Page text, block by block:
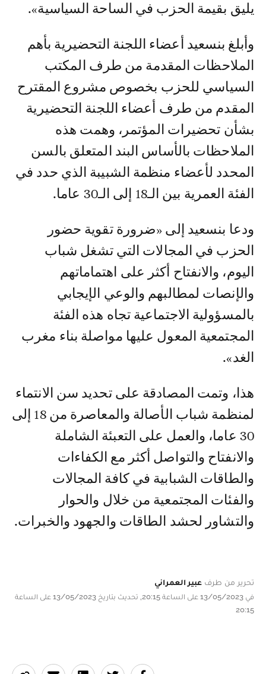
يليق بقيمة الحزب في الساحة السياسية».
وأبلغ بنسعيد أعضاء اللجنة التحضيرية بأهم
الملاحظات المقدمة من طرف المكتب
السياسي للحزب بخصوص مشروع المقترح
المقدم من طرف أعضاء اللجنة التحضيرية
بشأن تحضيرات المؤتمر، وهمت هذه
الملاحظات بالأساس البند المتعلق بالسن
المحدد لأعضاء منظمة الشبيبة الذي حدد في
الفئة العمرية بين الـ18 إلى الـ30 عاما.
ودعا بنسعيد إلى «ضرورة تقوية حضور
الحزب في المجالات التي تشغل شباب
اليوم، والانفتاح أكثر على اهتماماتهم
والإنصات لمطالبهم والوعي الإيجابي
بالمسؤولية الاجتماعية تجاه هذه الفئة
المجتمعية المعول عليها مواصلة بناء مغرب
الغد».
هذا، وتمت المصادقة على تحديد سن الانتماء
لمنظمة شباب الأصالة والمعاصرة من 18 إلى
30 عاما، والعمل على التعبئة الشاملة
والانفتاح والتواصل أكثر مع الكفاءات
والطاقات الشبابية في كافة المجالات
والفئات المجتمعية من خلال والحوار
والتشاور لحشد الطاقات والجهود والخبرات.
تحرير من طرف عبير العمراني
في 13/05/2023 على الساعة 20:15, تحديث بتاريخ 13/05/2023 على الساعة
20:15